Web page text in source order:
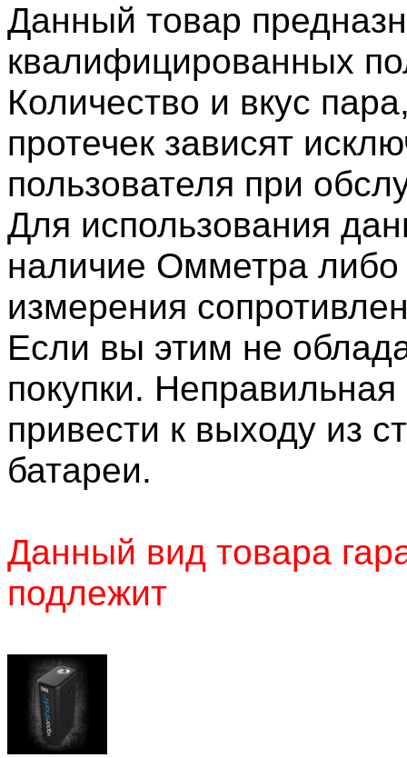
Данный товар
квалифицированных
Количество и вкус
протечек зависят
пользователя при
Для использования
наличие Омметра
измерения
Если вы этим не
покупки.
привести к выходу из
батареи.
Данный вид товара
подлежит